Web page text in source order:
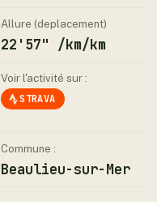
Allure (deplacement)
22'57" /km/km
Voir l'activité sur :
STRAVA
Commune :
Beaulieu-sur-Mer